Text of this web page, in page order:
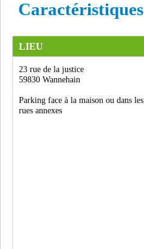
Caractéristiques
LIEU
23 rue de la justice
59830 Wannehain
Parking face à la maison ou dans les
rues annexes